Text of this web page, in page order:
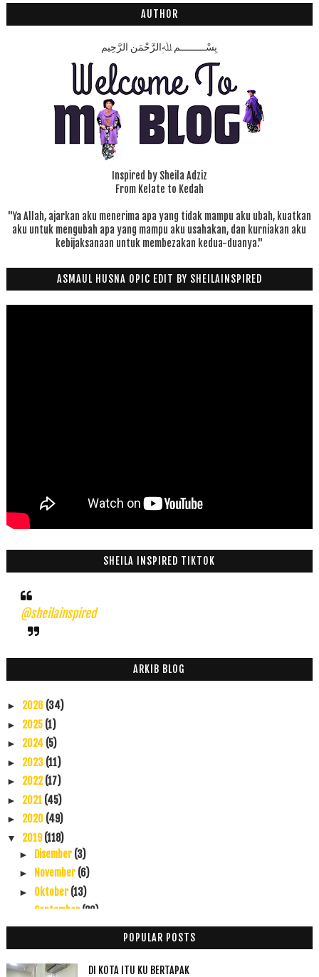
AUTHOR
بِسْـــــــــمِ ﷲِالرَّحْمَنِ الرَّحِيم
Inspired by Sheila Adziz
From Kelate to Kedah
"Ya Allah, ajarkan aku menerima apa yang tidak mampu aku ubah, kuatkan
aku untuk mengubah apa yang mampu aku usahakan, dan kurniakan aku
kebijaksanaan untuk membezakan kedua-duanya."
ASMAUL HUSNA OPIC EDIT BY SHEILAINSPIRED
SHEILA INSPIRED TIKTOK
@sheilainspired
ARKIB BLOG
► 2026 (34)
► 2025 (1)
► 2024 (5)
► 2023 (11)
► 2022(17)
► 2021 (45)
► 2020 (49)
▼ 2019(118)
► Disember(3)
► November(6)
► Oktober(13)
September(20)
►Ogos(9)
►Julai(3)
►Jun(3)
POPULAR POSTS
DI KOTA ITU KU BERTAPAK